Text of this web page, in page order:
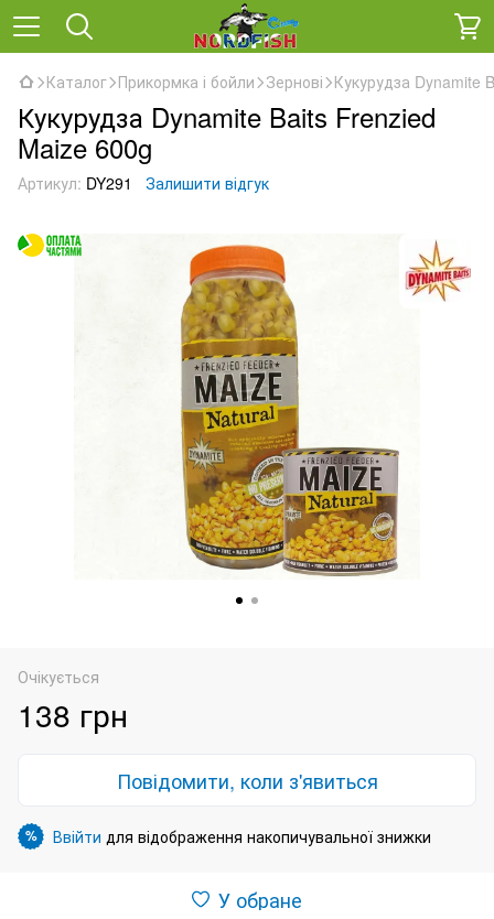
Каталог Прикормка і бойли Зернові Кукурудза Dynamite
Кукурудза Dynamite Baits Frenzied
Maize 600g
Артикул: DY291 Залишити відгук
Очікується
138 грн
Повідомити, коли з'явиться
% Ввійти для відображення накопичувальної знижки
У обране